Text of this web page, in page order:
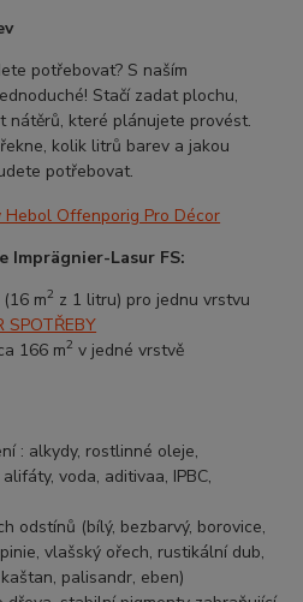
potřebovat? S naším
Stačí zadat plochu,
nátěrů, které plánujete provést.
kolik litrů barev a jakou
potřebovat.
Imprägnier-Lasur FS:
(16 m2 z 1 litru) pro jednu vrstvu
SPOTŘEBY
166 m2 v jedné vrstvě
: alkydy, rostlinné oleje,
voda, aditivaa, IPBC,
odstínů (bílý, bezbarvý, borovice,
vlašský ořech, rustikální dub,
palisandr, eben)